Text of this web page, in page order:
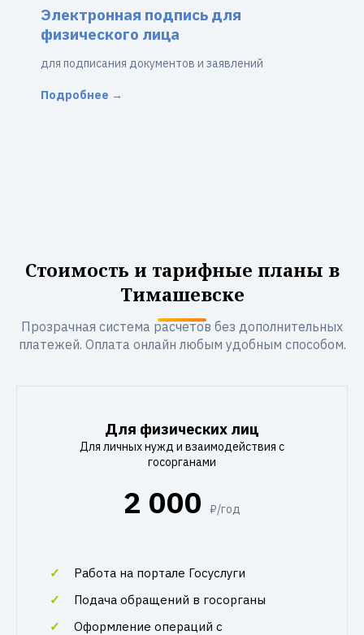
Электронная подпись для
физического лица
для подписания документов и заявлений
Подробнее →
Стоимость и тарифные планы в
Тимашевске
Прозрачная система расчетов без дополнительных
платежей. Оплата онлайн любым удобным способом.
Для физических лиц
Для личных нужд и взаимодействия с
госорганами
2 000 ₽/год
Работа на портале Госуслуги
Подача обращений в госорганы
Оформление операций с